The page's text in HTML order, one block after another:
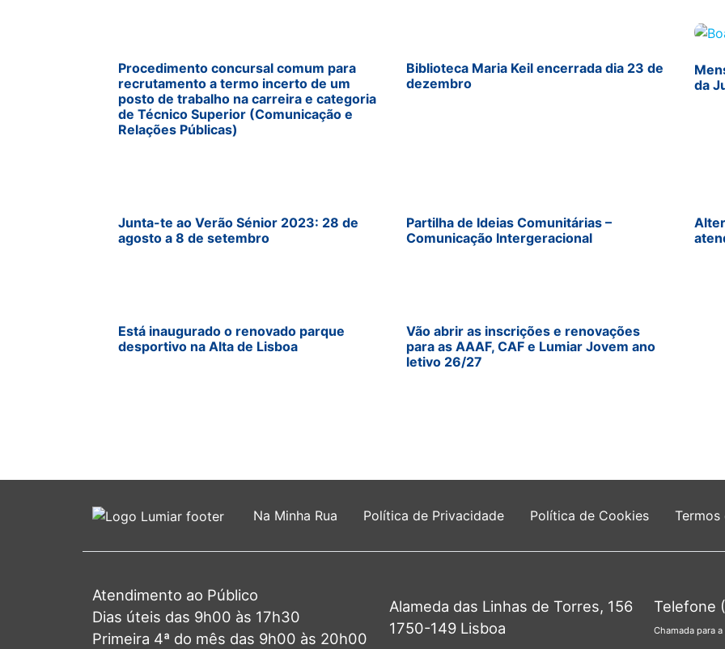
Procedimento concursal comum para
recrutamento a termo incerto de um
posto de trabalho na carreira e categoria
de Técnico Superior (Comunicação e
Relações Públicas)
Biblioteca Maria Keil encerrada dia 23 de
dezembro
da
Junta-te ao Verão Sénior 2023: 28 de
agosto a 8 de setembro
Partilha de Ideias Comunitárias –
Comunicação Intergeracional
Está inaugurado o renovado parque
desportivo na Alta de Lisboa
Vão abrir as inscrições e renovações
para as AAAF, CAF e Lumiar Jovem ano
letivo 26/27
Na Minha Rua Política de Privacidade Política de Cookies Termos
Atendimento ao Público
Dias úteis das 9h00 às 17h30
Primeira 4ª do mês das 9h00 às 20h00
Alameda das Linhas de Torres, 156
1750-149 Lisboa
Telefone
Chamada para